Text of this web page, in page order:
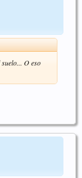
O eso